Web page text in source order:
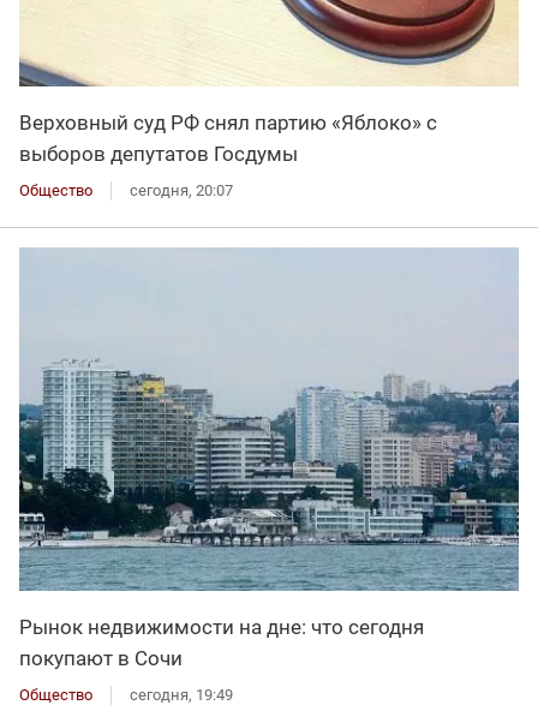
Верховный суд РФ снял партию «Яблоко» с
выборов депутатов Госдумы
Общество сегодня, 20:07
Рынок недвижимости на дне: что сегодня
покупают в Сочи
Общество сегодня, 19:49